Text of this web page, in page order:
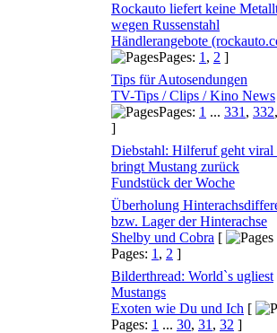
Rockauto liefert keine
wegen Russenstahl
Händlerangebote
Pages: 1 , 2 ]
Tips für Autosendungen
TV-Tips / Clips / Kino News
Pages: 1 ... 331 , 332
]
Diebstahl: Hilferuf geht viral
bringt Mustang zurück
Fundstück der Woche
Überholung
bzw. Lager der Hinterachse
Shelby und Cobra [
Pages: 1 , 2 ]
Bilderthread: World`s ugliest
Mustangs
Exoten wie Du und Ich [
Pages: 1 ... 30, 31 , 32 ]